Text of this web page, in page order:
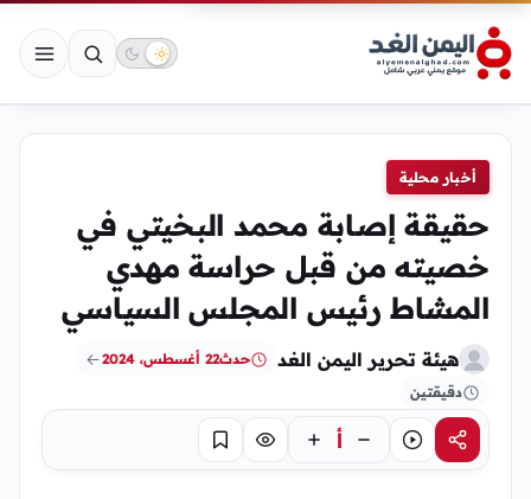
أخبار محلية
حقيقة إصابة محمد البخيتي في
خصيته من قبل حراسة مهدي
المشاط رئيس المجلس السياسي
هيئة تحرير اليمن الغد حدث22 أغسطس، 2024
دقيقتين
مشاركةاستماع أ تركيز حفظ